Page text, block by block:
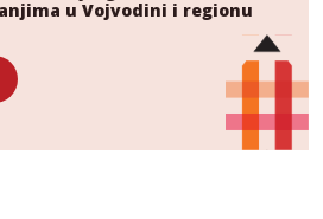
u Vojvodini i regionu